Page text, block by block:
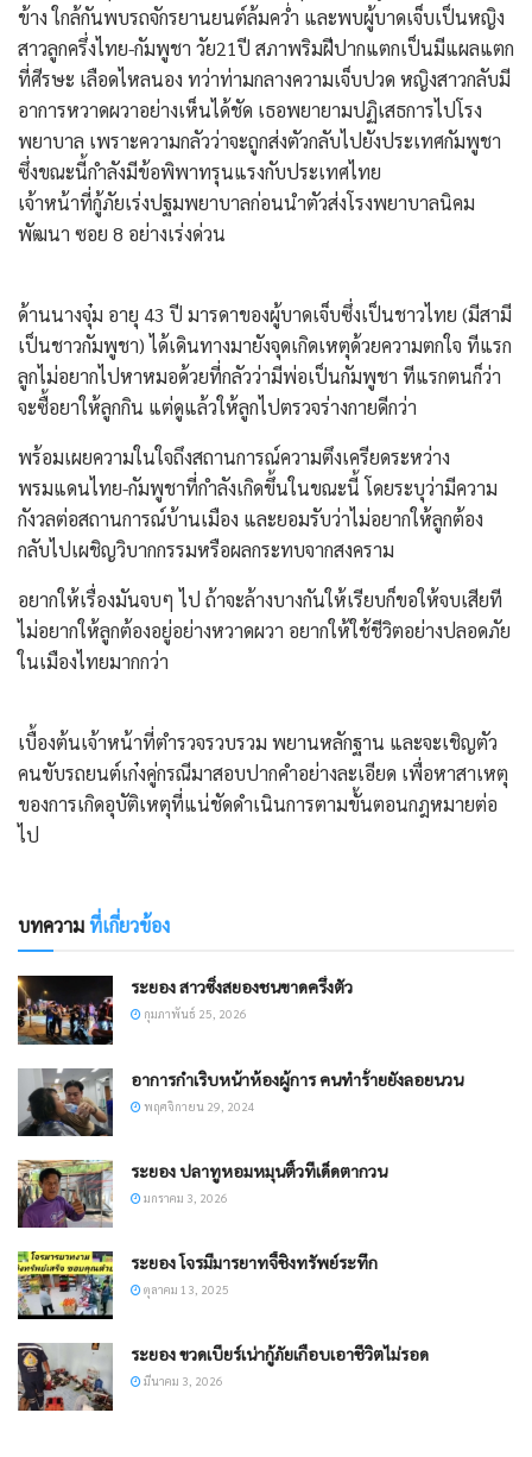
ข้าง ใกล้กันพบรถจักรยานยนต์ล้มคว่ำ และพบผู้บาดเจ็บเป็นหญิง
สาวลูกครึ่งไทย-กัมพูชา วัย21ปี สภาพริมฝีปากแตกเป็นมีแผลแตก
ที่ศีรษะ เลือดไหลนอง ทว่าท่ามกลางความเจ็บปวด หญิงสาวกลับมี
อาการหวาดผวาอย่างเห็นได้ชัด เธอพยายามปฏิเสธการไปโรง
พยาบาล เพราะความกลัวว่าจะถูกส่งตัวกลับไปยังประเทศกัมพูชา
ซึ่งขณะนี้กำลังมีข้อพิพาทรุนแรงกับประเทศไทย
เจ้าหน้าที่กู้ภัยเร่งปฐมพยาบาลก่อนนำตัวส่งโรงพยาบาลนิคม
พัฒนา ซอย 8 อย่างเร่งด่วน
​ด้านนางจุ๋ม อายุ 43 ปี มารดาของผู้บาดเจ็บซึ่งเป็นชาวไทย (มีสามี
เป็นชาวกัมพูชา) ได้เดินทางมายังจุดเกิดเหตุด้วยความตกใจ ทีแรก
ลูกไม่อยากไปหาหมอด้วยที่กลัวว่ามีพ่อเป็นกัมพูชา ทีแรกตนก็ว่า
จะซื้อยาให้ลูกกิน แต่ดูแล้วให้ลูกไปตรวจร่างกายดีกว่า
พร้อมเผยความในใจถึงสถานการณ์ความตึงเครียดระหว่าง
พรมแดนไทย-กัมพูชาที่กำลังเกิดขึ้นในขณะนี้ โดยระบุว่ามีความ
กังวลต่อสถานการณ์บ้านเมือง และยอมรับว่าไม่อยากให้ลูกต้อง
กลับไปเผชิญวิบากกรรมหรือผลกระทบจากสงคราม
​อยากให้เรื่องมันจบๆ ไป ถ้าจะล้างบางกันให้เรียบก็ขอให้จบเสียที
ไม่อยากให้ลูกต้องอยู่อย่างหวาดผวา อยากให้ใช้ชีวิตอย่างปลอดภัย
ในเมืองไทยมากกว่า
​เบื้องต้นเจ้าหน้าที่ตำรวจรวบรวม พยานหลักฐาน และจะเชิญตัว
คนขับรถยนต์เก๋งคู่กรณีมาสอบปากคำอย่างละเอียด เพื่อหาสาเหตุ
ของการเกิดอุบัติเหตุที่แน่ชัดดำเนินการตามขั้นตอนกฎหมายต่อ
ไป
บทความที่เกี่ยวข้อง
ระยอง สาวซิ่งสยองชนขาดครึ่งตัว
กุมภาพันธ์ 25, 2026
อาการกำเริบหน้าห้องผู้การ คนทำร้่ายยังลอยนวน
พฤศจิกายน 29, 2024
ระยอง ปลาทูหอมหมุนติ้วทีเด็ดตากวน
มกราคม 3, 2026
ระยอง โจรมีมารยาทจี้ชิงทรัพย์ระทึก
ตุลาคม 13, 2025
ระยอง ขวดเบียร์เน่ากู้ภัยเกือบเอาชีวิตไม่รอด
มีนาคม 3, 2026